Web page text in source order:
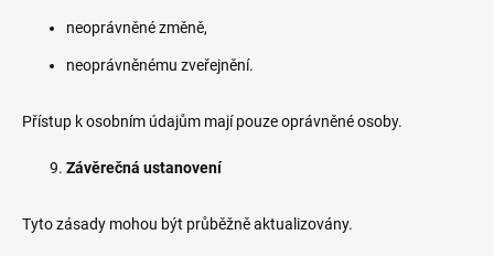
neoprávněné změně,
neoprávněnému zveřejnění.
Přístup k osobním údajům mají pouze oprávněné osoby.
Závěrečná ustanovení
Tyto zásady mohou být průběžně aktualizovány.